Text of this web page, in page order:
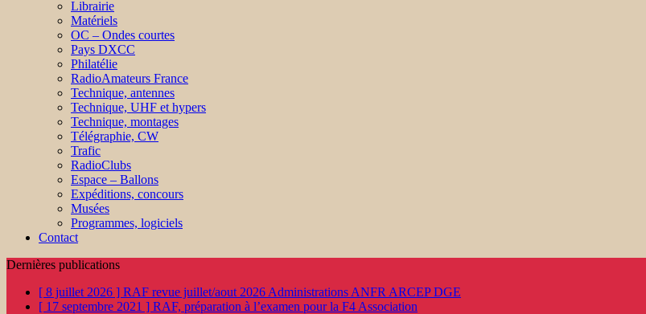
Librairie
Matériels
OC – Ondes courtes
Pays DXCC
Philatélie
RadioAmateurs France
Technique, antennes
Technique, UHF et hypers
Technique, montages
Télégraphie, CW
Trafic
RadioClubs
Espace – Ballons
Expéditions, concours
Musées
Programmes, logiciels
Contact
Dernières publications
[ 8 juillet 2026 ] RAF revue juillet/aout 2026 Administrations ANFR ARCEP DGE
[ 17 septembre 2021 ] RAF, préparation à l’examen pour la F4 Association